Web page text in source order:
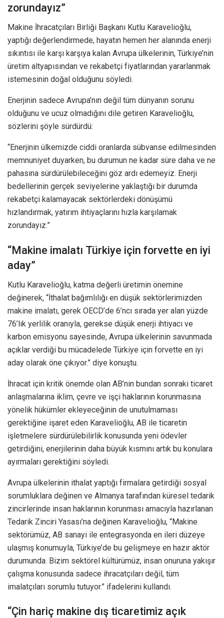
zorundayız”
Makine İhracatçıları Birliği Başkanı Kutlu Karavelioğlu,
yaptığı değerlendirmede, hayatın hemen her alanında enerji
sıkıntısı ile karşı karşıya kalan Avrupa ülkelerinin, Türkiye’nin
üretim altyapısından ve rekabetçi fiyatlarından yararlanmak
istemesinin doğal olduğunu söyledi.
Enerjinin sadece Avrupa’nın değil tüm dünyanın sorunu
olduğunu ve ucuz olmadığını dile getiren Karavelioğlu,
sözlerini şöyle sürdürdü:
“Enerjinin ülkemizde ciddi oranlarda sübvanse edilmesinden
memnuniyet duyarken, bu durumun ne kadar süre daha ve ne
pahasına sürdürülebileceğini göz ardı edemeyiz. Enerji
bedellerinin gerçek seviyelerine yaklaştığı bir durumda
rekabetçi kalamayacak sektörlerdeki dönüşümü
hızlandırmak, yatırım ihtiyaçlarını hızla karşılamak
zorundayız.”
“Makine imalatı Türkiye için forvette en iyi
aday”
Kutlu Karavelioğlu, katma değerli üretimin önemine
değinerek, “İthalat bağımlılığı en düşük sektörlerimizden
makine imalatı, gerek OECD’de 6’ncı sırada yer alan yüzde
76’lık yerlilik oranıyla, gerekse düşük enerji ihtiyacı ve
karbon emisyonu sayesinde, Avrupa ülkelerinin savunmada
açıklar verdiği bu mücadelede Türkiye için forvette en iyi
aday olarak öne çıkıyor.” diye konuştu.
İhracat için kritik önemde olan AB’nin bundan sonraki ticaret
anlaşmalarına iklim, çevre ve işçi haklarının korunmasına
yönelik hükümler ekleyeceğinin de unutulmaması
gerektiğine işaret eden Karavelioğlu, AB ile ticaretin
işletmelere sürdürülebilirlik konusunda yeni ödevler
getirdiğini, enerjilerinin daha büyük kısmını artık bu konulara
ayırmaları gerektiğini söyledi.
Avrupa ülkelerinin ithalat yaptığı firmalara getirdiği sosyal
sorumluklara değinen ve Almanya tarafından küresel tedarik
zincirlerinde insan haklarının korunması amacıyla hazırlanan
Tedarik Zinciri Yasası’na değinen Karavelioğlu, “Makine
sektörümüz, AB sanayi ile entegrasyonda en ileri düzeye
ulaşmış konumuyla, Türkiye’de bu gelişmeye en hazır aktör
durumunda. Bizim sektörel kültürümüz, insan onuruna yakışır
çalışma konusunda sadece ihracatçıları değil, tüm
imalatçıları sorumlu tutuyor.” ifadelerini kullandı.
“Çin hariç makine dış ticaretimiz açık